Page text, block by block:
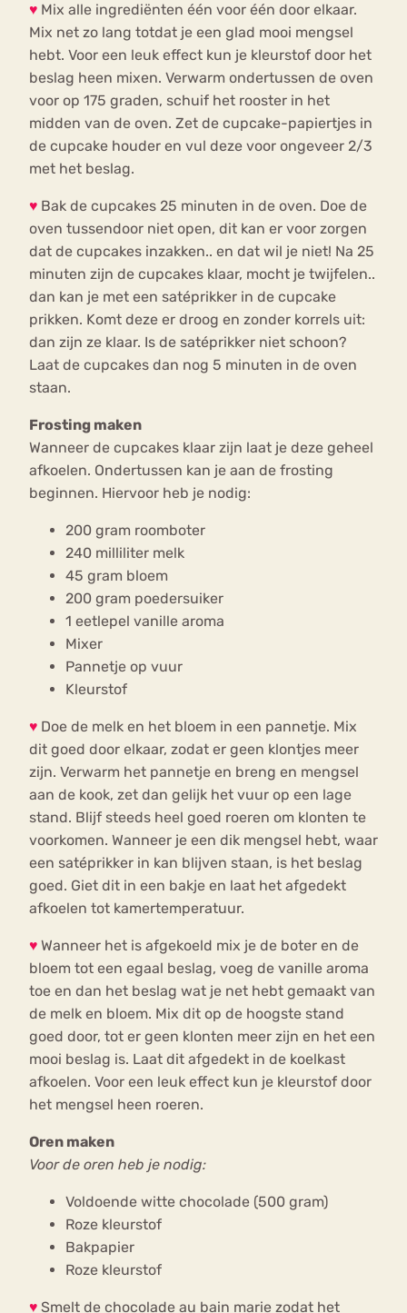
♥ Mix alle ingrediënten één voor één door elkaar.
Mix net zo lang totdat je een glad mooi mengsel
hebt. Voor een leuk effect kun je kleurstof door het
beslag heen mixen. Verwarm ondertussen de oven
voor op 175 graden, schuif het rooster in het
midden van de oven. Zet de cupcake-papiertjes in
de cupcake houder en vul deze voor ongeveer 2/3
met het beslag.
♥ Bak de cupcakes 25 minuten in de oven. Doe de
oven tussendoor niet open, dit kan er voor zorgen
dat de cupcakes inzakken.. en dat wil je niet! Na 25
minuten zijn de cupcakes klaar, mocht je twijfelen..
dan kan je met een satéprikker in de cupcake
prikken. Komt deze er droog en zonder korrels uit:
dan zijn ze klaar. Is de satéprikker niet schoon?
Laat de cupcakes dan nog 5 minuten in de oven
staan.
Frosting maken
Wanneer de cupcakes klaar zijn laat je deze geheel
afkoelen. Ondertussen kan je aan de frosting
beginnen. Hiervoor heb je nodig:
200 gram roomboter
240 milliliter melk
45 gram bloem
200 gram poedersuiker
1 eetlepel vanille aroma
Mixer
Pannetje op vuur
Kleurstof
♥ Doe de melk en het bloem in een pannetje. Mix
dit goed door elkaar, zodat er geen klontjes meer
zijn. Verwarm het pannetje en breng en mengsel
aan de kook, zet dan gelijk het vuur op een lage
stand. Blijf steeds heel goed roeren om klonten te
voorkomen. Wanneer je een dik mengsel hebt, waar
een satéprikker in kan blijven staan, is het beslag
goed. Giet dit in een bakje en laat het afgedekt
afkoelen tot kamertemperatuur.
♥ Wanneer het is afgekoeld mix je de boter en de
bloem tot een egaal beslag, voeg de vanille aroma
toe en dan het beslag wat je net hebt gemaakt van
de melk en bloem. Mix dit op de hoogste stand
goed door, tot er geen klonten meer zijn en het een
mooi beslag is. Laat dit afgedekt in de koelkast
afkoelen. Voor een leuk effect kun je kleurstof door
het mengsel heen roeren.
Oren maken
Voor de oren heb je nodig:
Voldoende witte chocolade (500 gram)
Roze kleurstof
Bakpapier
Roze kleurstof
♥ Smelt de chocolade au bain marie zodat het